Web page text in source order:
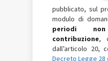
pubblicato, sul
modulo di
periodi
contribuzione,
dall’articolo 20,
Decreto Legge 28